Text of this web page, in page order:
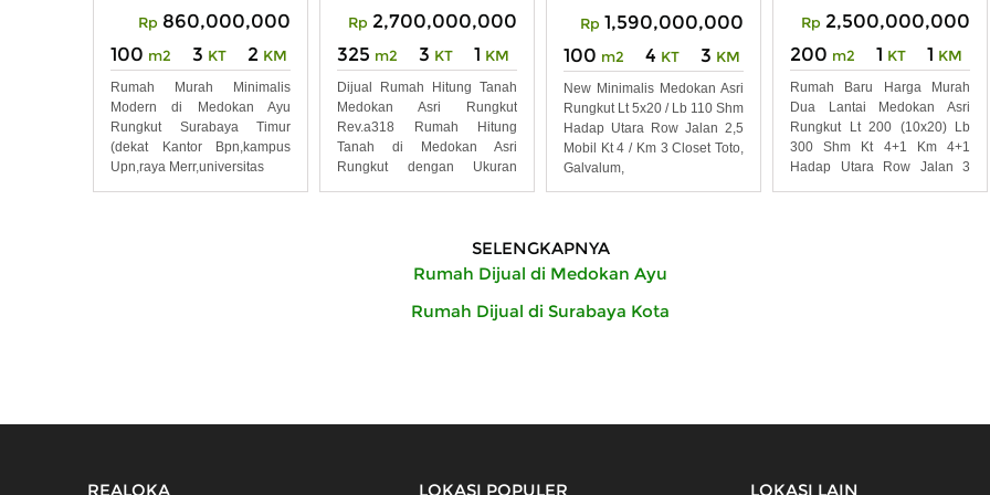
Rp 860,000,000
100 m2 3 KT 2 KM
Rumah Murah Minimalis
Modern di Medokan Ayu
Rungkut Surabaya Timur
(dekat Kantor Bpn,kampus
Upn,raya Merr,universitas
Rp 2,700,000,000
325 m2 3 KT 1 KM
Dijual Rumah Hitung Tanah
Medokan Asri Rungkut
Rev.a318 Rumah Hitung
Tanah di Medokan Asri
Rungkut dengan Ukuran
Rp 1,590,000,000
100 m2 4 KT 3 KM
New Minimalis Medokan Asri
Rungkut Lt 5x20 / Lb 110 Shm
Hadap Utara Row Jalan 2,5
Mobil Kt 4 / Km 3 Closet Toto,
Galvalum,
Rp 2,500,000,000
200 m2 1 KT 1 KM
Rumah Baru Harga Murah
Dua Lantai Medokan Asri
Rungkut Lt 200 (10x20) Lb
300 Shm Kt 4+1 Km 4+1
Hadap Utara Row Jalan 3
SELENGKAPNYA
Rumah Dijual di Medokan Ayu
Rumah Dijual di Surabaya Kota
REALOKA LOKASI POPULER LOKASI LAIN